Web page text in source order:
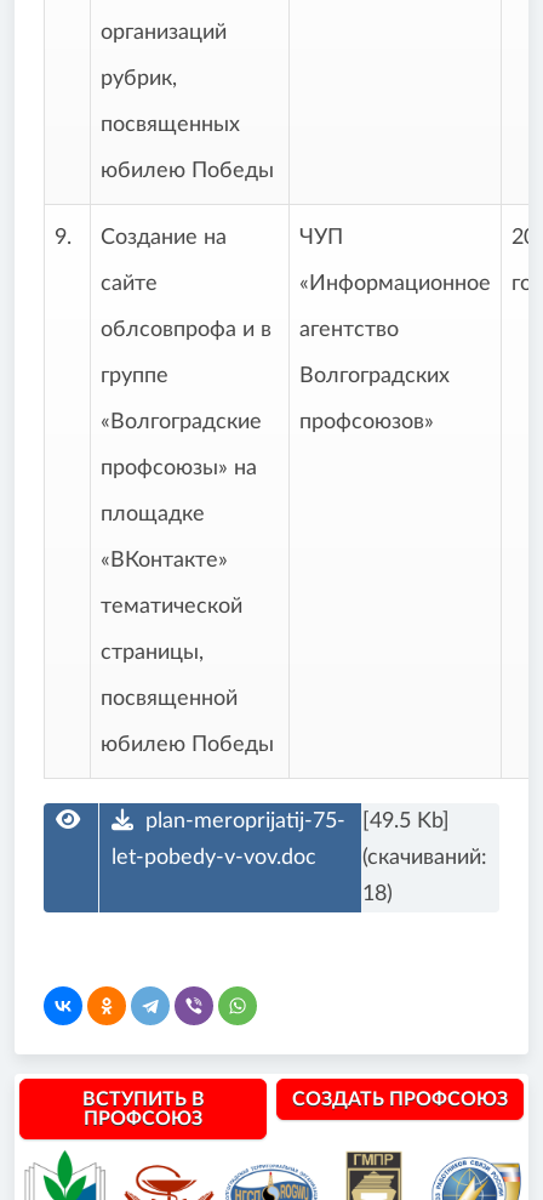
организаций
рубрик,
посвященных
юбилею Победы
9. Создание на
сайте
облсовпрофа и в
группе
«Волгоградские
профсоюзы» на
площадке
«ВКонтакте»
тематической
страницы,
посвященной
юбилею Победы
ЧУП
«Информационное
агентство
Волгоградских
профсоюзов»
plan-meroprijatij-75-
let-pobedy-v-vov.doc
[49.5 Kb]
(cкачиваний:
18)
ВСТУПИТЬ В
ПРОФСОЮЗ
СОЗДАТЬ ПРОФСОЮЗ